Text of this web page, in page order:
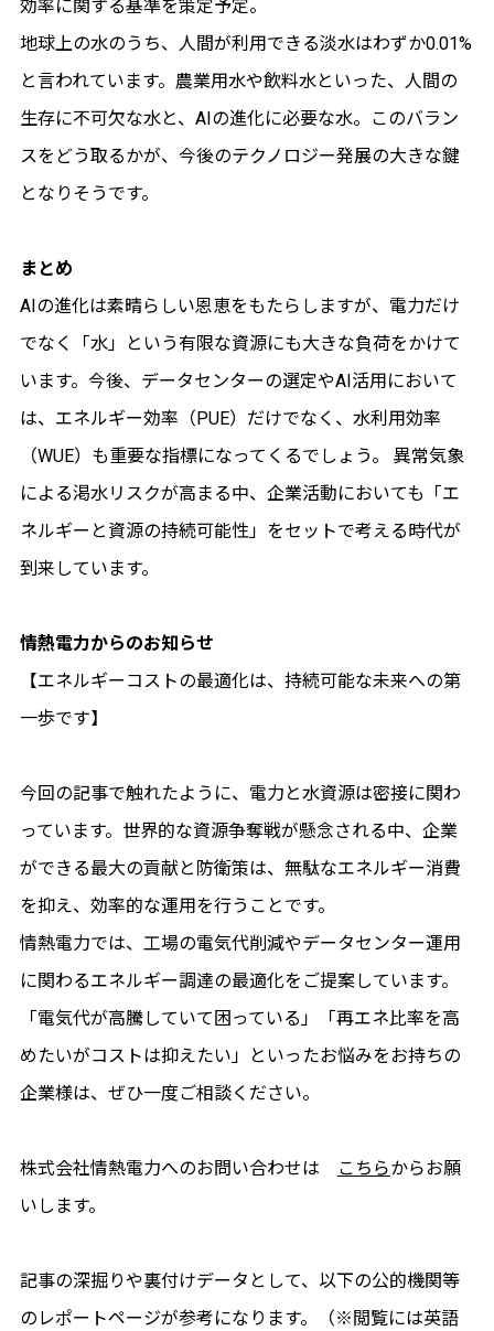
効率に関する基準を策定予定。
地球上の水のうち、人間が利用できる淡水はわずか0.01%
と言われています。農業用水や飲料水といった、人間の
生存に不可欠な水と、AIの進化に必要な水。このバラン
スをどう取るかが、今後のテクノロジー発展の大きな鍵
となりそうです。
まとめ
AIの進化は素晴らしい恩恵をもたらしますが、電力だけ
でなく「水」という有限な資源にも大きな負荷をかけて
います。今後、データセンターの選定やAI活用において
は、エネルギー効率（PUE）だけでなく、水利用効率
（WUE）も重要な指標になってくるでしょう。 異常気象
による渇水リスクが高まる中、企業活動においても「エ
ネルギーと資源の持続可能性」をセットで考える時代が
到来しています。
情熱電力からのお知らせ
【エネルギーコストの最適化は、持続可能な未来への第
一歩です】
今回の記事で触れたように、電力と水資源は密接に関わ
っています。世界的な資源争奪戦が懸念される中、企業
ができる最大の貢献と防衛策は、無駄なエネルギー消費
を抑え、効率的な運用を行うことです。
情熱電力では、工場の電気代削減やデータセンター運用
に関わるエネルギー調達の最適化をご提案しています。
「電気代が高騰していて困っている」「再エネ比率を高
めたいがコストは抑えたい」といったお悩みをお持ちの
企業様は、ぜひ一度ご相談ください。
株式会社情熱電力へのお問い合わせは こちらからお願
いします。
記事の深掘りや裏付けデータとして、以下の公的機関等
のレポートページが参考になります。（※閲覧には英語